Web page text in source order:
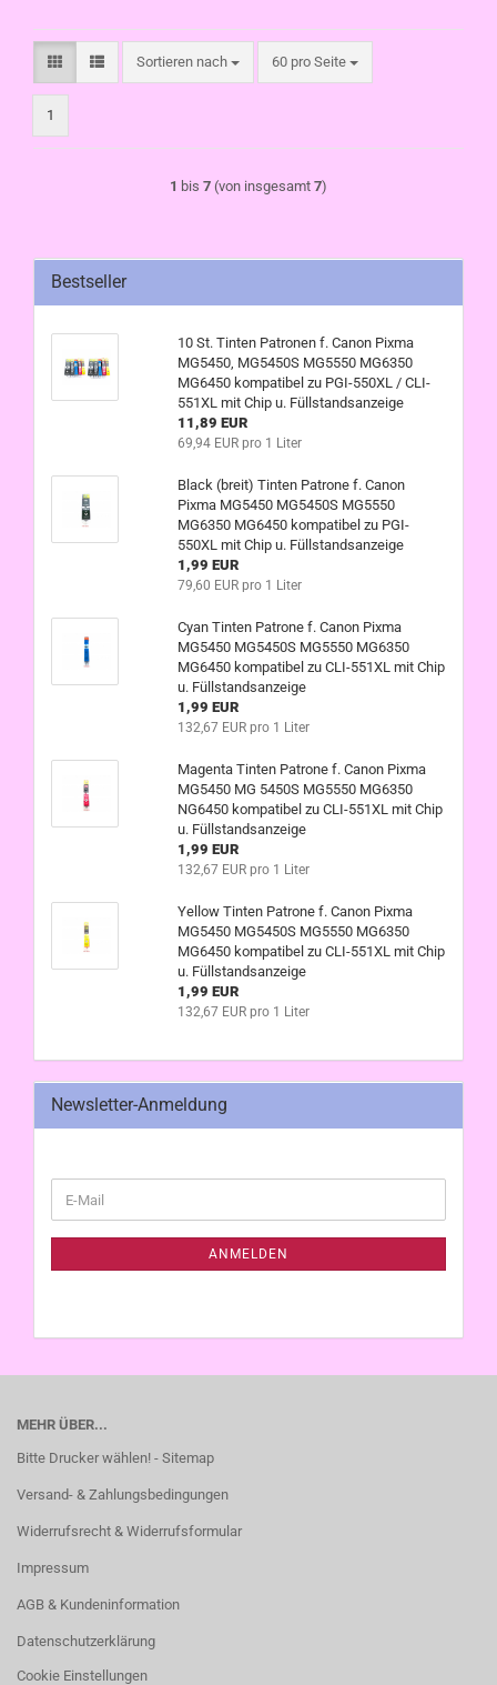
Sortieren nach
Sortieren nach 60 pro Seite
pro Seite
1
1 bis 7 (von insgesamt 7)
Bestseller
10 St. Tinten Patronen f. Canon Pixma
MG5450, MG5450S MG5550 MG6350
MG6450 kompatibel zu PGI-550XL / CLI-
551XL mit Chip u. Füllstandsanzeige
11,89 EUR
69,94 EUR pro 1 Liter
Black (breit) Tinten Patrone f. Canon
Pixma MG5450 MG5450S MG5550
MG6350 MG6450 kompatibel zu PGI-
550XL mit Chip u. Füllstandsanzeige
1,99 EUR
79,60 EUR pro 1 Liter
Cyan Tinten Patrone f. Canon Pixma
MG5450 MG5450S MG5550 MG6350
MG6450 kompatibel zu CLI-551XL mit Chip
u. Füllstandsanzeige
1,99 EUR
132,67 EUR pro 1 Liter
Magenta Tinten Patrone f. Canon Pixma
MG5450 MG 5450S MG5550 MG6350
NG6450 kompatibel zu CLI-551XL mit Chip
u. Füllstandsanzeige
1,99 EUR
132,67 EUR pro 1 Liter
Yellow Tinten Patrone f. Canon Pixma
MG5450 MG5450S MG5550 MG6350
MG6450 kompatibel zu CLI-551XL mit Chip
u. Füllstandsanzeige
1,99 EUR
132,67 EUR pro 1 Liter
Newsletter-Anmeldung
ZUR
E-
Mail
ANMELDEN
MEHR ÜBER...
Bitte Drucker wählen! - Sitemap
Versand- & Zahlungsbedingungen
Widerrufsrecht & Widerrufsformular
Impressum
AGB & Kundeninformation
Datenschutzerklärung
Cookie Einstellungen